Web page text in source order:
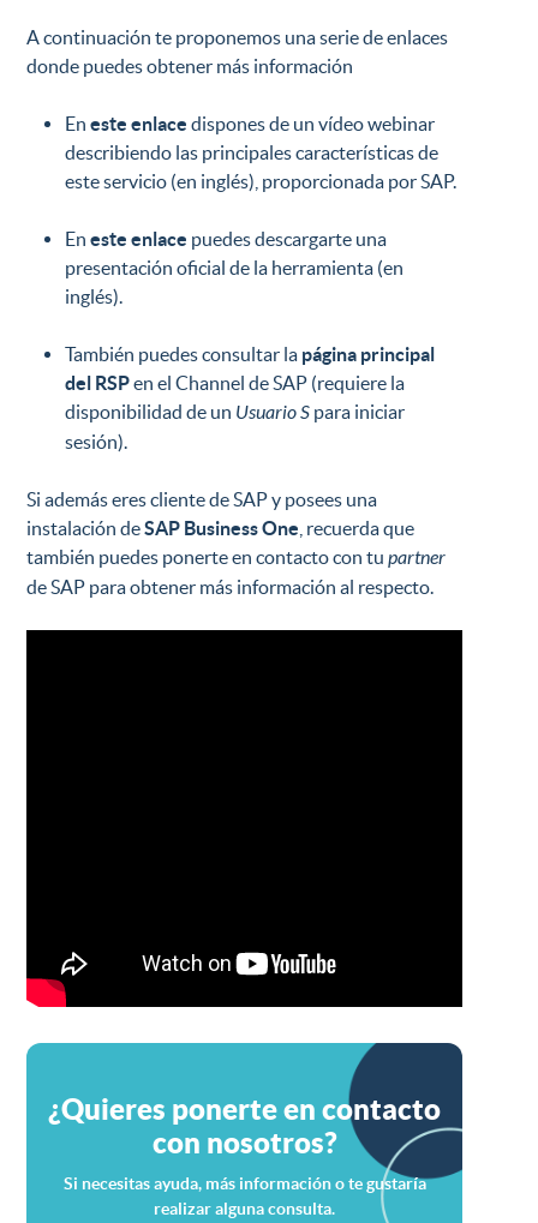
A continuación te proponemos una serie de enlaces
donde puedes obtener más información
Eneste enlace dispones de un vídeo webinar
describiendo las principales características de
este servicio (en inglés), proporcionada por SAP.
Eneste enlace puedes descargarte una
presentación oficial de la herramienta (en
inglés).
También puedes consultar la página principal
del RSPen el Channel de SAP (requiere la
disponibilidad de un Usuario S para iniciar
sesión).
Si además eres cliente de SAP y posees una
instalación deSAP Business One , recuerda que
también puedes ponerte en contacto con tupartner
de SAP para obtener más información al respecto.
¿Quieres ponerte en contacto
con nosotros?
Si necesitas ayuda, más información o te gustaría
realizar alguna consulta.